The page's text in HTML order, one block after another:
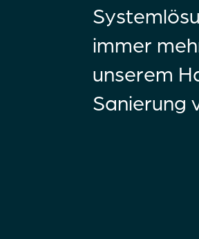
immer
unserem
Sanierung